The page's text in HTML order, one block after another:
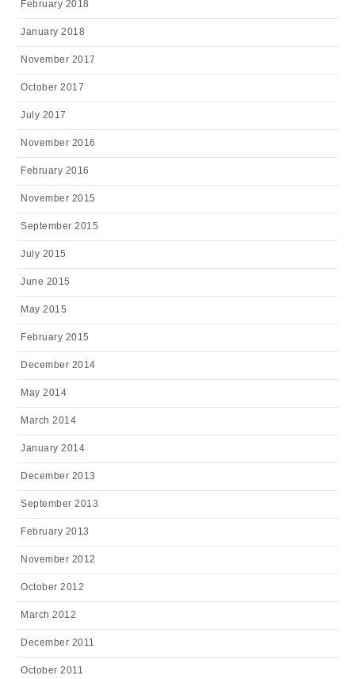
February 2018
January 2018
November 2017
October 2017
July 2017
November 2016
February 2016
November 2015
September 2015
July 2015
June 2015
May 2015
February 2015
December 2014
May 2014
March 2014
January 2014
December 2013
September 2013
February 2013
November 2012
October 2012
March 2012
December 2011
October 2011